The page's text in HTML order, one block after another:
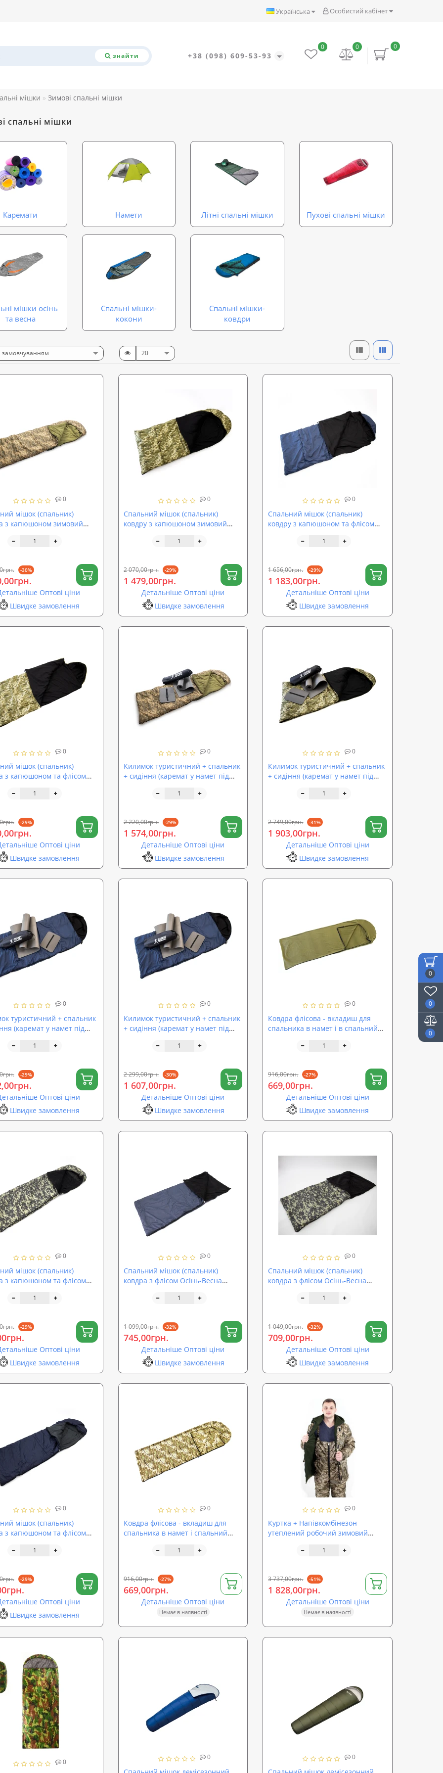
0
0
0
Особистий кабінет
Українська
знайти +38 (098) 609-53-93
0
0
0
мішки Зимові спальні мішки
спальні мішки
Каремати Намети Літні спальні мішки Пухові спальні мішки
мішки осінь
та весна
Спальні мішки-
кокони
Спальні мішки-
ковдри
0
мішок (спальник)
з капюшоном зимовий
-30%
Оптові ціни
Швидке замовлення
0
Спальний мішок (спальник)
ковдру з капюшоном зимовий
2 070,00грн. -29%
1 479,00грн.
Детальніше Оптові ціни
Швидке замовлення
0
Спальний мішок (спальник)
ковдру з капюшоном та флісом
Medium+ (ty-0034)
1 656,00грн. -29%
1 183,00грн.
Детальніше Оптові ціни
Швидке замовлення
0
мішок (спальник)
з капюшоном та флісом
Камуфляж (ty-0033)
-29%
Оптові ціни
Швидке замовлення
0
Килимок туристичний + спальник
+ сидіння (каремат у намет під
Зима (n-0016)
2 220,00грн. -29%
1 574,00грн.
Детальніше Оптові ціни
Швидке замовлення
0
Килимок туристичний + спальник
+ сидіння (каремат у намет під
Зима + (n-0027)
2 749,00грн. -31%
1 903,00грн.
Детальніше Оптові ціни
Швидке замовлення
0
туристичний + спальник
(каремат у намет під
(n-0028)
-29%
Оптові ціни
Швидке замовлення
0
Килимок туристичний + спальник
+ сидіння (каремат у намет під
Medium+ (n-0029)
2 299,00грн. -30%
1 607,00грн.
Детальніше Оптові ціни
Швидке замовлення
0
Ковдра флісова - вкладиш для
спальника в намет і в спальний
916,00грн. -27%
669,00грн.
Детальніше Оптові ціни
Швидке замовлення
0
мішок (спальник)
з капюшоном та флісом
Камуфляж (ty-0013)
-29%
Оптові ціни
Швидке замовлення
0
Спальний мішок (спальник)
ковдра з флісом Осінь-Весна
1 099,00грн. -32%
745,00грн.
Детальніше Оптові ціни
Швидке замовлення
0
Спальний мішок (спальник)
ковдра з флісом Осінь-Весна
1 049,00грн. -32%
709,00грн.
Детальніше Оптові ціни
Швидке замовлення
0
мішок (спальник)
з капюшоном та флісом
(ty-0014)
-29%
Оптові ціни
Швидке замовлення
0
Ковдра флісова - вкладиш для
спальника в намет і спальний
916,00грн. -27%
669,00грн.
Детальніше Оптові ціни
Немає в наявності
0
Куртка + Напівкомбінезон
утеплений робочий зимовий
полювання/рибалки) OSPORT ty-
3 737,00грн. -51%
1 828,00грн.
Детальніше Оптові ціни
Немає в наявності
0
0 0